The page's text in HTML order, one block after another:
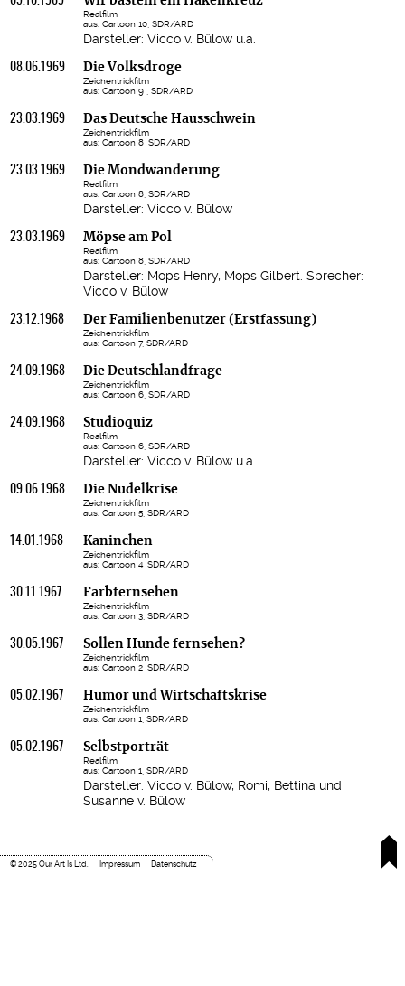
Realfilm
aus: Cartoon 10, SDR/ARD
Darsteller: Vicco v. Bülow u.a.
08.06.1969 Die Volksdroge
Zeichentrickfilm
aus: Cartoon 9 , SDR/ARD
23.03.1969 Das Deutsche Hausschwein
Zeichentrickfilm
aus: Cartoon 8, SDR/ARD
23.03.1969 Die Mondwanderung
Realfilm
aus: Cartoon 8, SDR/ARD
Darsteller: Vicco v. Bülow
23.03.1969 Möpse am Pol
Realfilm
aus: Cartoon 8, SDR/ARD
Darsteller: Mops Henry, Mops Gilbert. Sprecher:
Vicco v. Bülow
23.12.1968 Der Familienbenutzer (Erstfassung)
Zeichentrickfilm
aus: Cartoon 7, SDR/ARD
24.09.1968 Die Deutschlandfrage
Zeichentrickfilm
aus: Cartoon 6, SDR/ARD
24.09.1968 Studioquiz
Realfilm
aus: Cartoon 6, SDR/ARD
Darsteller: Vicco v. Bülow u.a.
09.06.1968 Die Nudelkrise
Zeichentrickfilm
aus: Cartoon 5, SDR/ARD
14.01.1968 Kaninchen
Zeichentrickfilm
aus: Cartoon 4, SDR/ARD
30.11.1967 Farbfernsehen
Zeichentrickfilm
aus: Cartoon 3, SDR/ARD
30.05.1967 Sollen Hunde fernsehen?
Zeichentrickfilm
aus: Cartoon 2, SDR/ARD
05.02.1967 Humor und Wirtschaftskrise
Zeichentrickfilm
aus: Cartoon 1, SDR/ARD
05.02.1967 Selbstporträt
Realfilm
aus: Cartoon 1, SDR/ARD
Darsteller: Vicco v. Bülow, Romi, Bettina und
Susanne v. Bülow
© 2025 Our Art Is Ltd. Impressum Datenschutz